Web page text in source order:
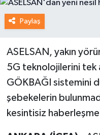
Paylaş
ASELSAN, yakın
5G teknolojilerini tek
GÖKBAĞI sistemini
şebekelerin
kesintisiz
MAGAZİN